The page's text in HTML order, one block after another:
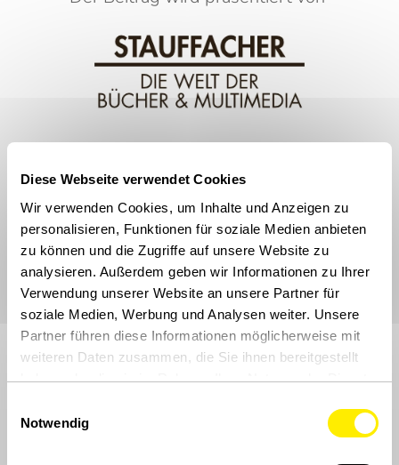
Diese Webseite verwendet Cookies
Wir verwenden Cookies, um Inhalte und Anzeigen zu
personalisieren, Funktionen für soziale Medien anbieten
zu können und die Zugriffe auf unsere Website zu
analysieren. Außerdem geben wir Informationen zu Ihrer
Verwendung unserer Website an unsere Partner für
soziale Medien, Werbung und Analysen weiter. Unsere
Partner führen diese Informationen möglicherweise mit
weiteren Daten zusammen, die Sie ihnen bereitgestellt
haben oder die sie im Rahmen Ihrer Nutzung der Dienste
Notwendig
Ihre Meinung interessiert uns!
Kommentieren
Verwandte Artikel